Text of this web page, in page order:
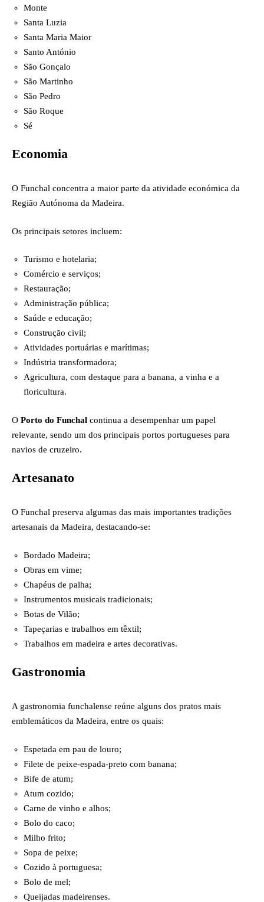
Monte
Santa Luzia
Santa Maria Maior
Santo António
São Gonçalo
São Martinho
São Pedro
São Roque
Sé
Economia
O Funchal concentra a maior parte da atividade económica da
Região Autónoma da Madeira.
Os principais setores incluem:
Turismo e hotelaria;
Comércio e serviços;
Restauração;
Administração pública;
Saúde e educação;
Construção civil;
Atividades portuárias e marítimas;
Indústria transformadora;
Agricultura, com destaque para a banana, a vinha e a
floricultura.
O Porto do Funchal continua a desempenhar um papel
relevante, sendo um dos principais portos portugueses para
navios de cruzeiro.
Artesanato
O Funchal preserva algumas das mais importantes tradições
artesanais da Madeira, destacando-se:
Bordado Madeira;
Obras em vime;
Chapéus de palha;
Instrumentos musicais tradicionais;
Botas de Vilão;
Tapeçarias e trabalhos em têxtil;
Trabalhos em madeira e artes decorativas.
Gastronomia
A gastronomia funchalense reúne alguns dos pratos mais
emblemáticos da Madeira, entre os quais:
Espetada em pau de louro;
Filete de peixe-espada-preto com banana;
Bife de atum;
Atum cozido;
Carne de vinho e alhos;
Bolo do caco;
Milho frito;
Sopa de peixe;
Cozido à portuguesa;
Bolo de mel;
Queijadas madeirenses.